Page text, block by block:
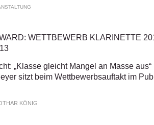
WETTBEWERB KLARINETTE
„Klasse gleicht Mangel an Masse aus“
sitzt beim Wettbewerbsauftakt im
KÖNIG